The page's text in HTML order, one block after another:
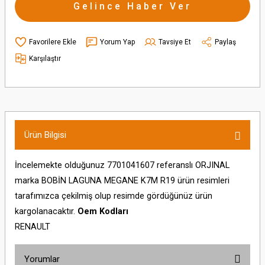
Gelince Haber Ver
Yorum Yap Tavsiye Et
Paylaş
Karşılaştır
Ürün Bilgisi
İncelemekte olduğunuz 7701041607 referanslı ORJINAL
marka BOBİN LAGUNA MEGANE K7M R19 ürün resimleri
tarafımızca çekilmiş olup resimde gördüğünüz ürün
kargolanacaktır. Oem Kodları
RENAULT
Yorumlar